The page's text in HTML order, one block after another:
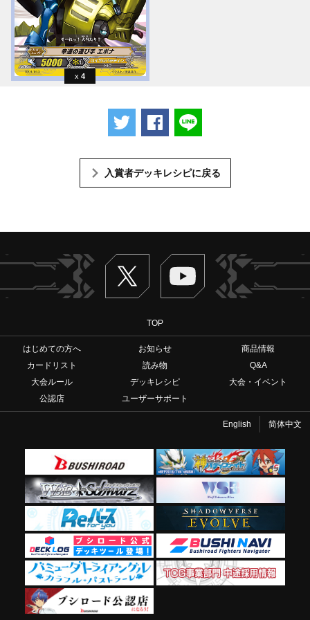
4
ツイートするFacebookでシェアする
入賞者デッキレシピに戻る
Twitter ヴァンガードch
TOP
はじめての方へ お知らせ
商品情報
カードリスト
読み物
Q&A
大会ルール
デッキレシピ
大会・イベント
公認店
ユーザーサポート
English 简体中文